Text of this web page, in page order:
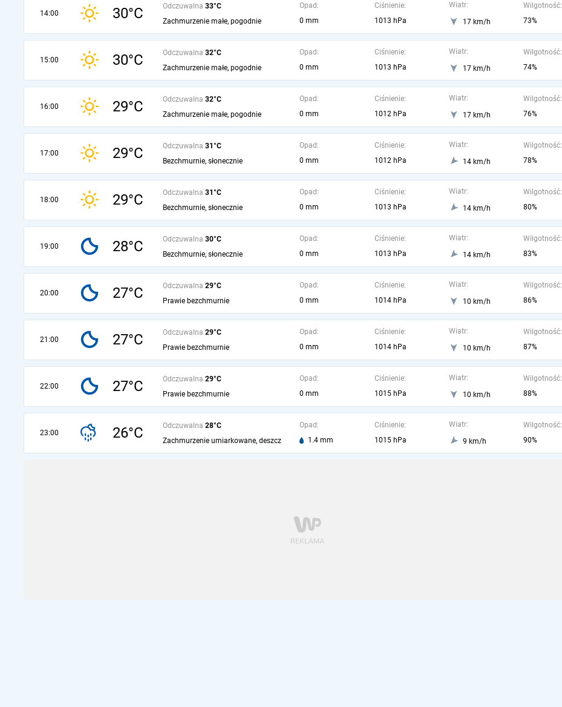
14:00 30°C Odczuwalna 33°C
Zachmurzenie małe, pogodnie
Opad:
0 mm
Ciśnienie:
1013 hPa
Wiatr:
17 km/h
Wilgotność:
73%
15:00 30°C Odczuwalna 32°C
Zachmurzenie małe, pogodnie
Opad:
0 mm
Ciśnienie:
1013 hPa
Wiatr:
17 km/h
Wilgotność:
74%
16:00 29°C Odczuwalna 32°C
Zachmurzenie małe, pogodnie
Opad:
0 mm
Ciśnienie:
1012 hPa
Wiatr:
17 km/h
Wilgotność:
76%
17:00 29°C Odczuwalna 31°C
Bezchmurnie, słonecznie
Opad:
0 mm
Ciśnienie:
1012 hPa
Wiatr:
14 km/h
Wilgotność:
78%
18:00 29°C Odczuwalna 31°C
Bezchmurnie, słonecznie
Opad:
0 mm
Ciśnienie:
1013 hPa
Wiatr:
14 km/h
Wilgotność:
80%
19:00 28°C Odczuwalna 30°C
Bezchmurnie, słonecznie
Opad:
0 mm
Ciśnienie:
1013 hPa
Wiatr:
14 km/h
Wilgotność:
83%
20:00 27°C Odczuwalna 29°C
Prawie bezchmurnie
Opad:
0 mm
Ciśnienie:
1014 hPa
Wiatr:
10 km/h
Wilgotność:
86%
21:00 27°C Odczuwalna 29°C
Prawie bezchmurnie
Opad:
0 mm
Ciśnienie:
1014 hPa
Wiatr:
10 km/h
Wilgotność:
87%
22:00 27°C Odczuwalna 29°C
Prawie bezchmurnie
Opad:
0 mm
Ciśnienie:
1015 hPa
Wiatr:
10 km/h
Wilgotność:
88%
23:00 26°C Odczuwalna 28°C
Zachmurzenie umiarkowane, deszcz
Opad:
1.4 mm
Ciśnienie:
1015 hPa
Wiatr:
9 km/h
Wilgotność:
90%